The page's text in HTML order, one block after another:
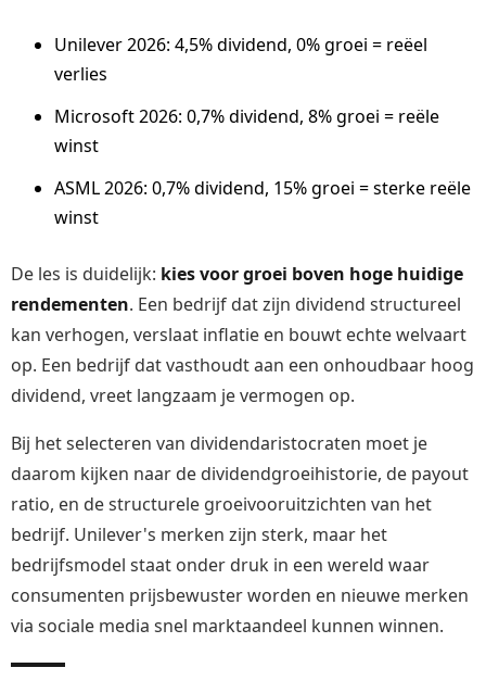
Unilever 2026: 4,5% dividend, 0% groei = reëel
verlies
Microsoft 2026: 0,7% dividend, 8% groei = reële
winst
ASML 2026: 0,7% dividend, 15% groei = sterke reële
winst
De les is duidelijk: kies voor groei boven hoge huidige
rendementen. Een bedrijf dat zijn dividend structureel
kan verhogen, verslaat inflatie en bouwt echte welvaart
op. Een bedrijf dat vasthoudt aan een onhoudbaar hoog
dividend, vreet langzaam je vermogen op.
Bij het selecteren van dividendaristocraten moet je
daarom kijken naar de dividendgroeihistorie, de payout
ratio, en de structurele groeivooruitzichten van het
bedrijf. Unilever's merken zijn sterk, maar het
bedrijfsmodel staat onder druk in een wereld waar
consumenten prijsbewuster worden en nieuwe merken
via sociale media snel marktaandeel kunnen winnen.